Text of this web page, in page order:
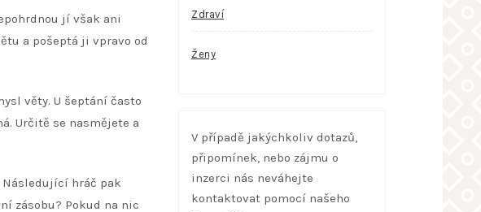
jí však ani
a pošeptá ji vpravo od
věty. U šeptání často
Určitě se nasmějete a
Následující hráč pak
zásobu? Pokud na nic
Zdraví
Ženy
V případě jakýchkoliv dotazů,
připomínek, nebo zájmu o
inzerci nás neváhejte
kontaktovat pomocí našeho